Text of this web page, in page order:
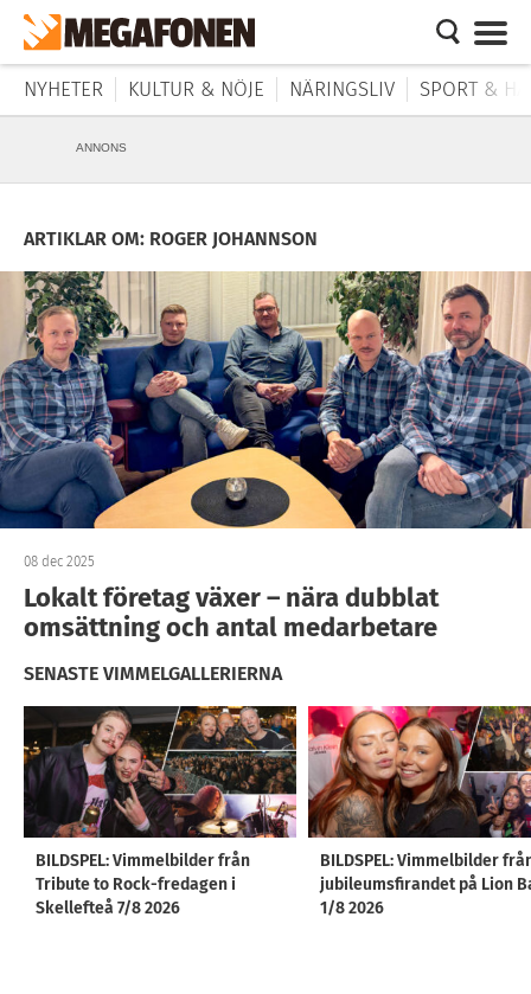
NYHETER KULTUR & NÖJE NÄRINGSLIV SPORT &
ANNONS
ARTIKLAR OM: ROGER JOHANNSON
08 dec 2025
Lokalt företag växer – nära dubblat
omsättning och antal medarbetare
SENASTE VIMMELGALLERIERNA
BILDSPEL: Vimmelbilder från
Tribute to Rock-fredagen i
Skellefteå 7/8 2026
BILDSPEL: Vimmelbilder
jubileumsfirandet på Lion
1/8 2026